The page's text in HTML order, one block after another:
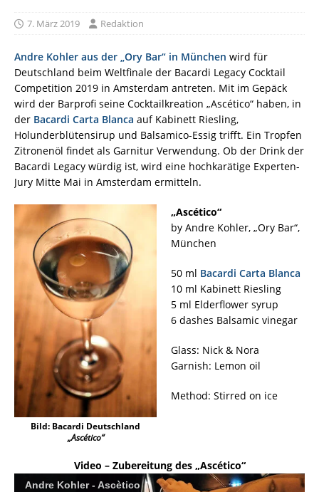
7. März 2019 Redaktion
Andre Kohler aus der „Ory Bar“ in München wird für
Deutschland beim Weltfinale der Bacardi Legacy Cocktail
Competition 2019 in Amsterdam antreten. Mit im Gepäck
wird der Barprofi seine Cocktailkreation „Ascético“ haben, in
der Bacardi Carta Blanca auf Kabinett Riesling,
Holunderblütensirup und Balsamico-Essig trifft. Ein Tropfen
Zitronenöl findet als Garnitur Verwendung. Ob der Drink der
Bacardi Legacy würdig ist, wird eine hochkarätige Experten-
Jury Mitte Mai in Amsterdam ermitteln.
Bild: Bacardi Deutschland
„Ascético“
„Ascético“
by Andre Kohler, „Ory Bar“,
München
50 ml Bacardi Carta Blanca
10 ml Kabinett Riesling
5 ml Elderflower syrup
6 dashes Balsamic vinegar
Glass: Nick & Nora
Garnish: Lemon oil
Method: Stirred on ice
Video – Zubereitung des „Ascético“
Andre Kohler - Ascètico